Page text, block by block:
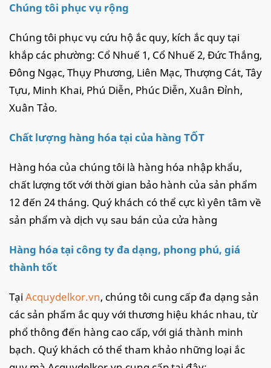
Chúng tôi phục vụ rộng
Chúng tôi phục vụ cứu hộ ắc quy, kích ắc quy tại
khắp các phường: Cổ Nhuế 1, Cổ Nhuế 2, Đức Thắng,
Đông Ngạc, Thụy Phương, Liên Mạc, Thượng Cát, Tây
Tựu, Minh Khai, Phú Diễn, Phúc Diễn, Xuân Đỉnh,
Xuân Tảo.
Chất lượng hàng hóa tại của hàng TỐT
Hàng hóa của chúng tôi là hàng hóa nhập khẩu,
chất lượng tốt với thời gian bảo hành của sản phẩm
12 đến 24 tháng. Quý khách có thể cực kì yên tâm về
sản phẩm và dịch vụ sau bán của cửa hàng
Hàng hóa tại công ty đa dạng, phong phú, giá
thành tốt
Tại Acquydelkor.vn, chúng tôi cung cấp đa dạng sản
các sản phẩm ắc quy với thương hiệu khác nhau, từ
phổ thông đến hàng cao cấp, với giá thành minh
bạch. Quý khách có thể tham khảo những loại ắc